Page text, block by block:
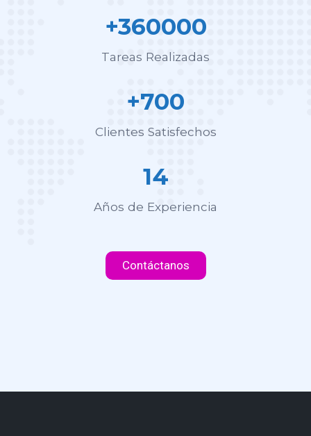
+360000
Tareas Realizadas
+700
Clientes Satisfechos
14
Años de Experiencia
Contáctanos